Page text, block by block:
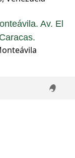
Av. El